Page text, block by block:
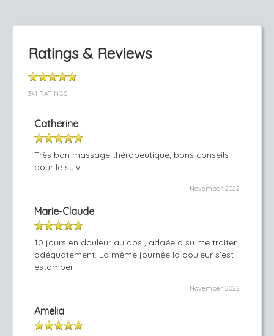
Ratings & Reviews
341 RATINGS
Catherine
Très bon massage thérapeutique, bons conseils
pour le suivi
November 2022
Marie-Claude
10 jours en douleur au dos , adaée a su me traiter
adéquatement. La même journée la douleur s’est
estomper
November 2022
Amelia